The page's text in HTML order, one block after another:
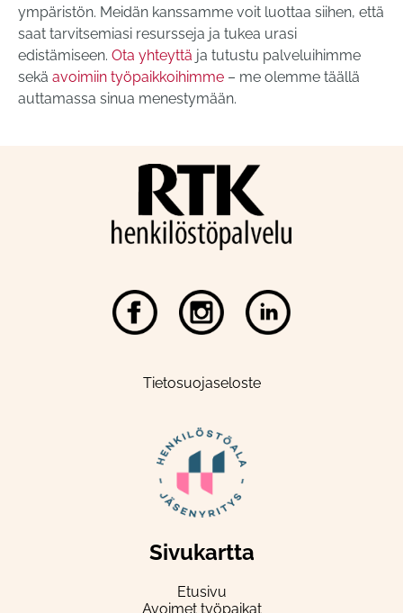
ympäristön. Meidän kanssamme voit luottaa siihen, että
saat tarvitsemiasi resursseja ja tukea urasi
edistämiseen. Ota yhteyttä ja tutustu palveluihimme
sekä avoimiin työpaikkoihimme – me olemme täällä
auttamassa sinua menestymään.
Tietosuojaseloste
Sivukartta
Etusivu
Avoimet työpaikat